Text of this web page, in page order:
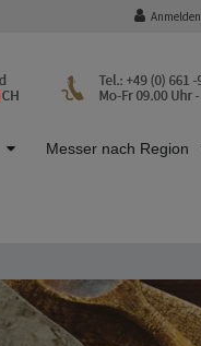
Anmelden
Messer nach Region